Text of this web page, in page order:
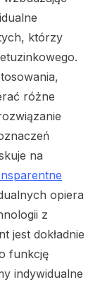
którzy
różne
na
opiera
z
jest dokładnie
funkcję
indywidualne